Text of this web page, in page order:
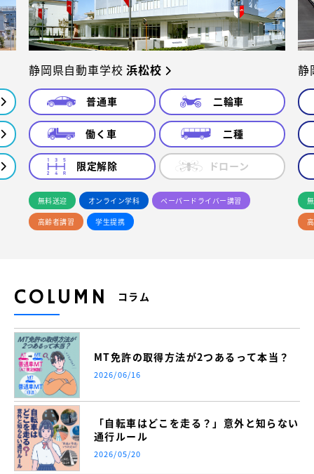
静岡県自動車学校浜松校
普通車 二輪車
働く車 二種
限定解除 ドローン
無料送迎 オンライン学科
ペーパードライバー講習
高齢者講習
学生提携
静
COLUMN コラム
MT免許の取得方法が2つあるって本当？
2026/06/16
「自転車はどこを走る？」意外と知らない
通行ルール
2026/05/20